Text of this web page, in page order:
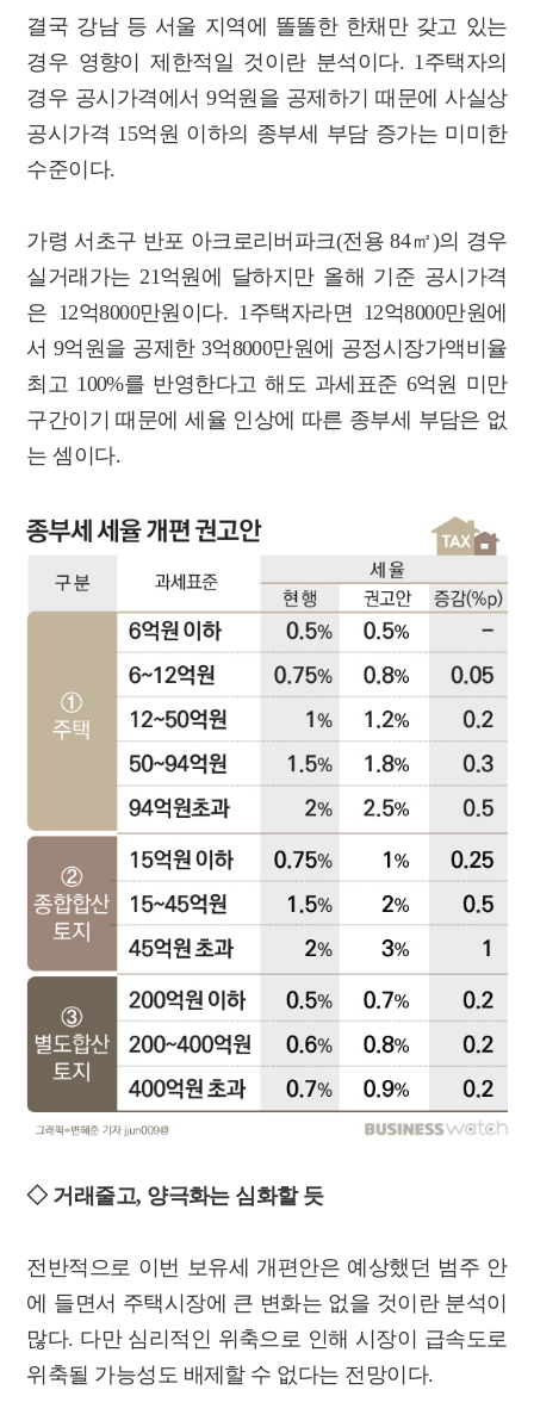
결국 강남 등 서울 지역에 똘똘한 한채만 갖고 있는
경우 영향이 제한적일 것이란 분석이다. 1주택자의
경우 공시가격에서 9억원을 공제하기 때문에 사실상
공시가격 15억원 이하의 종부세 부담 증가는 미미한
수준이다.
가령 서초구 반포 아크로리버파크(전용 84㎡)의 경우
실거래가는 21억원에 달하지만 올해 기준 공시가격
은 12억8000만원이다. 1주택자라면 12억8000만원에
서 9억원을 공제한 3억8000만원에 공정시장가액비율
최고 100%를 반영한다고 해도 과세표준 6억원 미만
구간이기 때문에 세율 인상에 따른 종부세 부담은 없
는 셈이다.
◇ 거래줄고, 양극화는 심화할 듯
전반적으로 이번 보유세 개편안은 예상했던 범주 안
에 들면서 주택시장에 큰 변화는 없을 것이란 분석이
많다. 다만 심리적인 위축으로 인해 시장이 급속도로
위축될 가능성도 배제할 수 없다는 전망이다.